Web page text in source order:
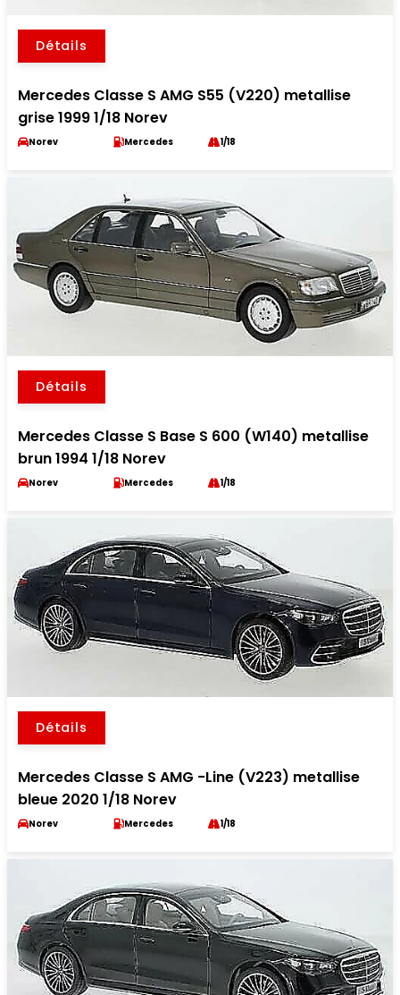
Détails
Mercedes Classe S AMG S55 (V220) metallise
grise 1999 1/18 Norev
Norev Mercedes 1/18
Détails
Mercedes Classe S Base S 600 (W140) metallise
brun 1994 1/18 Norev
Norev Mercedes 1/18
Détails
Mercedes Classe S AMG -Line (V223) metallise
bleue 2020 1/18 Norev
Norev Mercedes 1/18